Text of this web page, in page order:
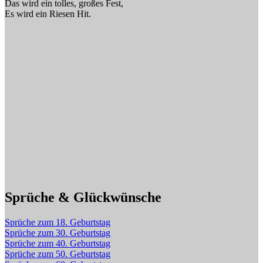
Das wird ein tolles, großes Fest,
Es wird ein Riesen Hit.
Sprüche & Glückwünsche
Sprüche zum 18. Geburtstag
Sprüche zum 30. Geburtstag
Sprüche zum 40. Geburtstag
Sprüche zum 50. Geburtstag